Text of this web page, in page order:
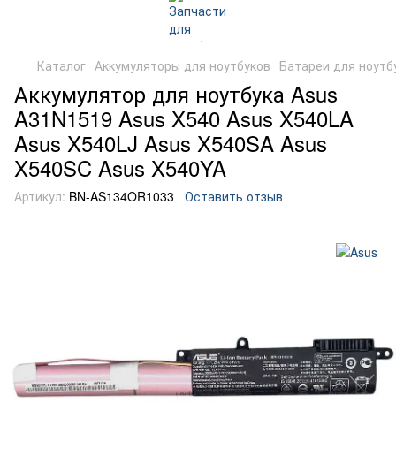
Каталог Аккумуляторы для ноутбуков Батареи для
Аккумулятор для ноутбука Asus
A31N1519 Asus X540 Asus X540LA
Asus X540LJ Asus X540SA Asus
X540SC Asus X540YA
Артикул: BN-AS134OR1033 Оставить отзыв